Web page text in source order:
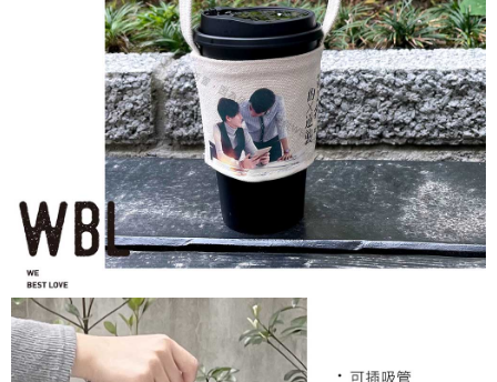
【「AFTEE先享後付」結帳流程】
１．於結帳方式選擇「AFTEE先享後付」後，將跳轉至「AFTEE先享後付」
結帳頁面，進行簡訊認證並確認金額後，即可完成結帳。
２．訂單成立數日內，您將收到繳費通知簡訊。
３．收到繳費通知簡訊後14天內，點擊此簡訊中的連結，可透過四大超商／
ATM／網路銀行／等多元方式進行付款，方視為交易完成。
※ 請注意：結帳手續完成當下不需立刻繳費，但若您需要取消訂單，請聯絡
購買商品的店家。未經商家同意取消之訂單仍視為有效，需透過AFTEE先享
後付繳納相關費用。
※ 交易是否成功請以「AFTEE先享後付 」之結帳頁面顯示為準，若有關於
是否繳費成功／繳費後需取消欲退款等相關疑問，請聯繫「AFTEE先享後付
客戶支援中心」https://netprotections.freshdesk.com/support/home
【注意事項】
１．透過由恩沛科技股份有限公司提供之「AFTEE先享後付」服務完成之交
易，需依本服務之必要範圍內提供個人資料，並將交易相關給付款項請求債
權轉讓予恩沛科技股份有限公司。
２．關於個人資料處理事宜，請瀏覽以下網址：
全家取貨付款
每筆NT$60，滿NT$1,500(含以上)免運費
付款後全家取貨
每筆NT$60，滿NT$1,500(含以上)免運費
7-11取貨付款
每筆NT$60，滿NT$1,500(含以上)免運費
付款後7-11取貨
每筆NT$60，滿NT$1,500(含以上)免運費
宅配
每筆NT$60，滿NT$1,500(含以上)免運費